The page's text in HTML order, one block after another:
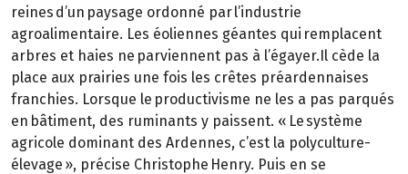
reines d’un paysage ordonné par l’industrie
agroalimentaire. Les éoliennes géantes qui remplacent
arbres et haies ne parviennent pas à l’égayer.Il cède la
place aux prairies une fois les crêtes préardennaises
franchies. Lorsque le productivisme ne les a pas parqués
en bâtiment, des ruminants y paissent. « Le système
agricole dominant des Ardennes, c’est la polyculture-
élevage », précise Christophe Henry. Puis en se